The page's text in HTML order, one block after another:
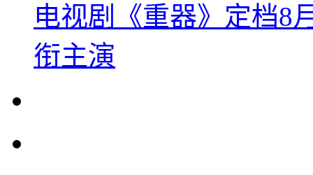
电视剧《重器》定档8
衔主演